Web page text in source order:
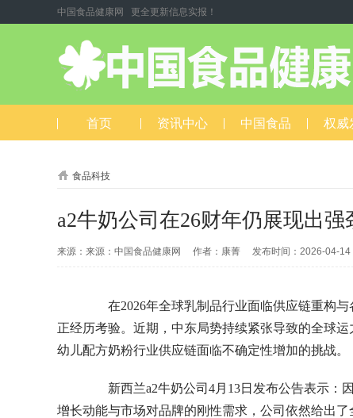
中国食品健康网 更全更新信息实报！
首页 资讯中心 中国食品 权威
食品科技
a2牛奶公司在26财年仍展现出
来源：来源：中国食品健康网 作者：康菁 发布时间：2026-04-
在2026年全球乳制品行业面临供应链重构与
正经历考验。近期，中东局势持续紧张导致的全球
幼儿配方奶粉行业供应链面临不确定性增加的挑战。
新西兰a2牛奶公司4月13日发布公告表示：
增长动能与市场对品牌的刚性需求，公司依然给出了